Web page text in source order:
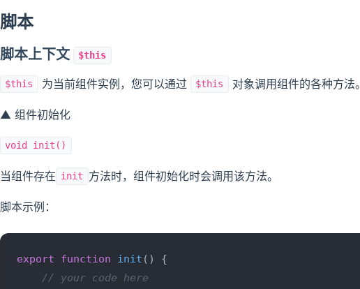
脚本
脚本上下文 $this
$this 为当前组件实例，您可以通过 $this 对象调用组件的各种方法。
▲ 组件初始化
void init()
当组件存在 init 方法时，组件初始化时会调用该方法。
脚本示例：
export function init ( ) {
// your code here